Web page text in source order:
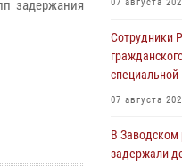
задержания
Сотрудники
07 августа
В Заводском
задержали